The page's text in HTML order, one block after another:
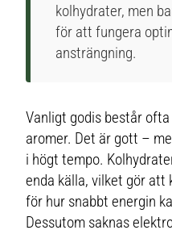
kolhydrater, men
för att fungera
ansträngning.
Vanligt godis består
aromer. Det är gott –
i högt tempo.
enda källa, vilket gör att
för hur snabbt energin
Dessutom saknas